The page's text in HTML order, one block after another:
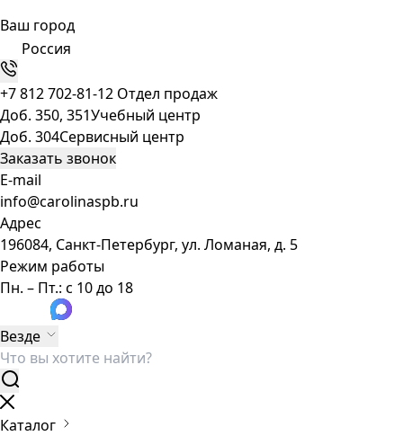
Ваш город
Россия
+7 812 702-81-12 Отдел продаж
Доб. 350, 351Учебный центр
Доб. 304Сервисный центр
Заказать звонок
E-mail
info@carolinaspb.ru
Адрес
196084, Санкт-Петербург, ул. Ломаная, д. 5
Режим работы
Пн. – Пт.: с 10 до 18
Везде
Каталог